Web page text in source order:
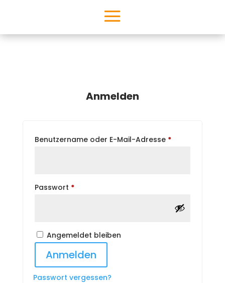
Anmelden
Benutzername oder E-Mail-Adresse *Erforderlich
Passwort *Erforderlich
Angemeldet bleiben
Anmelden
Passwort vergessen?